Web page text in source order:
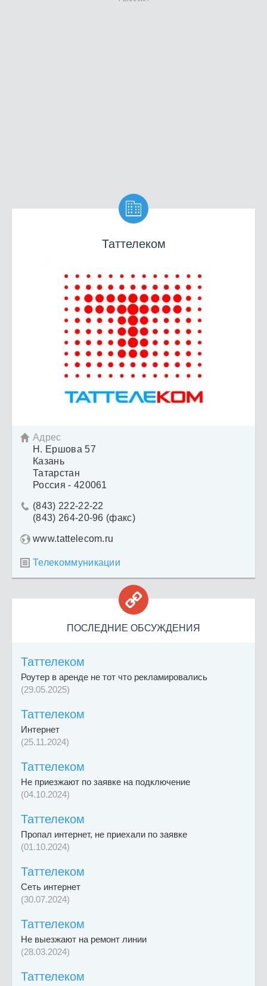

Таттелеком
 Адрес
Н. Ершова 57
Казань
Татарстан
Россия - 420061
 (843) 222-22-22
(843) 264-20-96 (факс)
www.tattelecom.ru
 Телекоммуникации

ПОСЛЕДНИЕ ОБСУЖДЕНИЯ
Таттелеком
Роутер в аренде не тот что рекламировались
(29.05.2025)
Таттелеком
Интернет
(25.11.2024)
Таттелеком
Не приезжают по заявке на подключение
(04.10.2024)
Таттелеком
Пропал интернет, не приехали по заявке
(01.10.2024)
Таттелеком
Сеть интернет
(30.07.2024)
Таттелеком
Не выезжают на ремонт линии
(28.03.2024)
Таттелеком